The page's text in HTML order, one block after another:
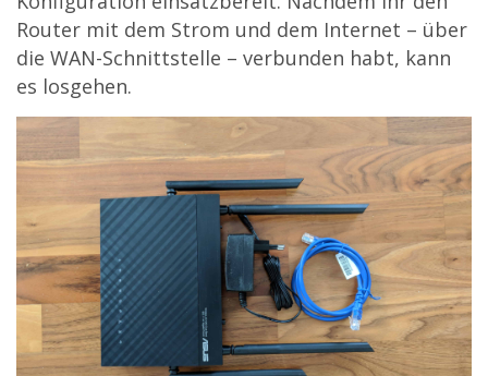
Router mit dem Strom und dem Internet – über
die WAN-Schnittstelle – verbunden habt, kann
es losgehen.